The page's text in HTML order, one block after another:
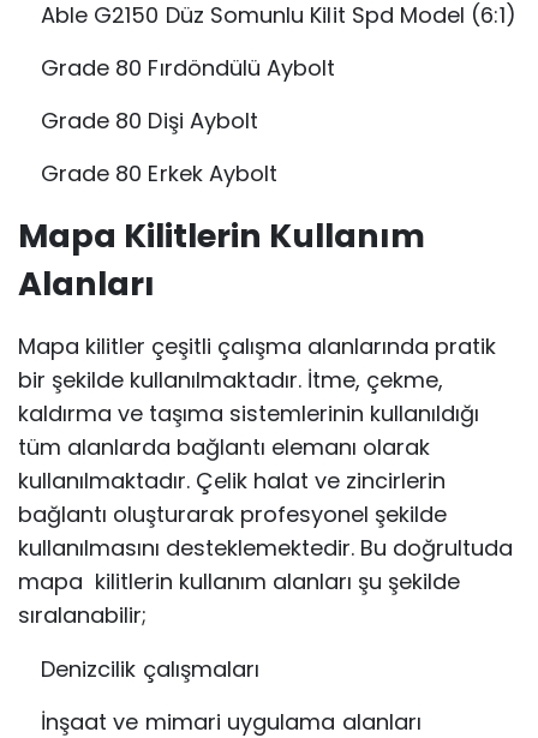
Able G2150 Düz Somunlu Kilit Spd Model (6:1)
Grade 80 Fırdöndülü Aybolt
Grade 80 Dişi Aybolt
Grade 80 Erkek Aybolt
Mapa Kilitlerin Kullanım
Alanları
Mapa kilitler çeşitli çalışma alanlarında pratik
bir şekilde kullanılmaktadır. İtme, çekme,
kaldırma ve taşıma sistemlerinin kullanıldığı
tüm alanlarda bağlantı elemanı olarak
kullanılmaktadır. Çelik halat ve zincirlerin
bağlantı oluşturarak profesyonel şekilde
kullanılmasını desteklemektedir. Bu doğrultuda
mapa kilitlerin kullanım alanları şu şekilde
sıralanabilir;
Denizcilik çalışmaları
İnşaat ve mimari uygulama alanları